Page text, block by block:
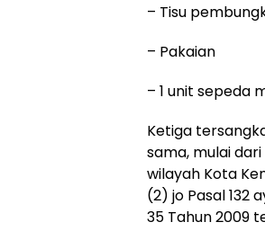
– Tisu
– Pakaian
– 1 unit sepeda
Ketiga
sama, mulai
wilayah Kota
(2) jo Pasal 132
35 Tahun 2009